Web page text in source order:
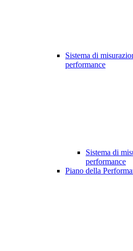
Sistema di
performance
Sistema di
performance
Piano della